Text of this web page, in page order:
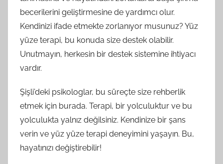
becerilerini geliştirmesine de yardımcı olur.
Kendinizi ifade etmekte zorlanıyor musunuz? Yüz
yüze terapi, bu konuda size destek olabilir.
Unutmayın, herkesin bir destek sistemine ihtiyacı
vardır.
Şişli’deki psikologlar, bu süreçte size rehberlik
etmek için burada. Terapi, bir yolculuktur ve bu
yolculukta yalnız değilsiniz. Kendinize bir şans
verin ve yüz yüze terapi deneyimini yaşayın. Bu,
hayatınızı değiştirebilir!